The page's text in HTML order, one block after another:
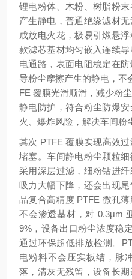
锂电粉体、木粉、树脂粉
产生静电，普通绝缘滤材
成放电火花，极易引燃悬
款滤芯基材均匀嵌入连续
电通路，表面电阻稳定在
导粉尘摩擦产生的静电，不
FE 覆膜光滑顺滑，减少粉
静电防护，符合粉尘防爆
火、爆炸风险，解决车间粉
其次 PTFE 覆膜实现高效
堵塞。车间静电粉尘颗粒
采用深层过滤，细粉钻进
吸力大幅下降，还会出现
品复合高精度 PTFE 微孔
不会渗透基材，对 0.3μm
9%，设备出口粉尘浓度稳
通过环保超低排放检测。
电粉料不会压实板结，脉
落，清灰无残留，设备长